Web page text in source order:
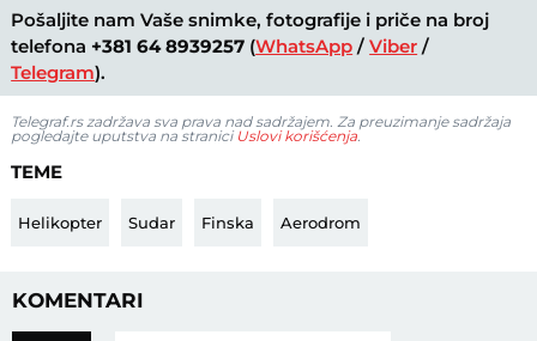
Pošaljite nam Vaše snimke, fotografije i priče na broj
telefona +381 64 8939257 (WhatsApp /Viber /
Telegram).
Telegraf.rs zadržava sva prava nad sadržajem. Za preuzimanje sadržaja
pogledajte uputstva na stranici Uslovi korišćenja.
TEME
Helikopter Sudar Finska Aerodrom
KOMENTARI